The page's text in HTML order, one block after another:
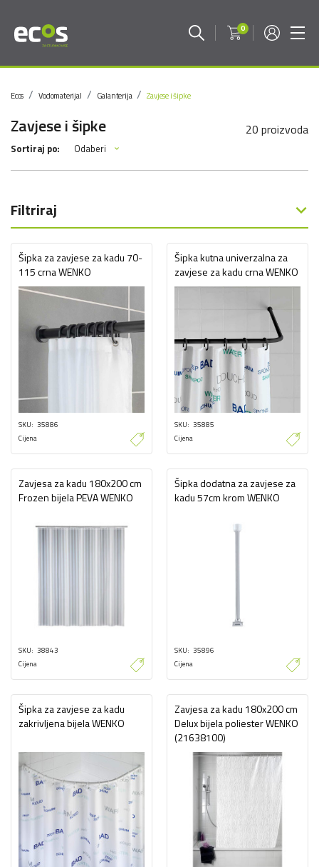
0
Ecos Vodomaterijal Galanterija Zavjese i šipke
Zavjese i šipke 20 proizvoda
Sortiraj po: Odaberi
Filtriraj
Šipka za zavjese za kadu 70-
115 crna WENKO
SKU 35886
Cijena
Šipka kutna univerzalna za
zavjese za kadu crna WENKO
SKU 35885
Cijena
Zavjesa za kadu 180x200 cm
Frozen bijela PEVA WENKO
SKU 38843
Cijena
Šipka dodatna za zavjese za
kadu 57cm krom WENKO
SKU 35896
Cijena
Šipka za zavjese za kadu
zakrivljena bijela WENKO
Zavjesa za kadu 180x200 cm
Delux bijela poliester WENKO
(21638100)